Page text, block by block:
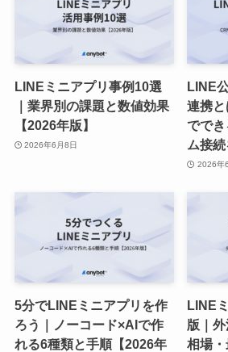
LINEミニアプリ事例10選
｜業界別の課題と数値効果
【2026年版】
2026年6月8日
LINE
連携
でで
ム接
2026年
5分でLINEミニアプリを作
ろう｜ノーコード×AIで作
れる6種類と手順【2026年
LINE
版｜
相場・